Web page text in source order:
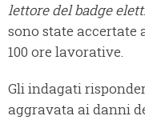
lettore del badge
sono state accertate
100 ore lavorative.
Gli indagati
aggravata ai danni